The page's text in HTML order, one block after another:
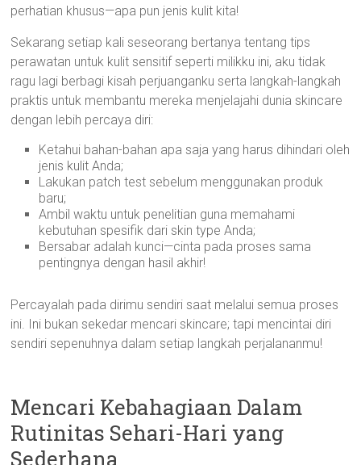
perhatian khusus—apa pun jenis kulit kita!
Sekarang setiap kali seseorang bertanya tentang tips
perawatan untuk kulit sensitif seperti milikku ini, aku tidak
ragu lagi berbagi kisah perjuanganku serta langkah-langkah
praktis untuk membantu mereka menjelajahi dunia skincare
dengan lebih percaya diri:
Ketahui bahan-bahan apa saja yang harus dihindari oleh
jenis kulit Anda;
Lakukan patch test sebelum menggunakan produk
baru;
Ambil waktu untuk penelitian guna memahami
kebutuhan spesifik dari skin type Anda;
Bersabar adalah kunci—cinta pada proses sama
pentingnya dengan hasil akhir!
Percayalah pada dirimu sendiri saat melalui semua proses
ini. Ini bukan sekedar mencari skincare; tapi mencintai diri
sendiri sepenuhnya dalam setiap langkah perjalananmu!
Mencari Kebahagiaan Dalam
Rutinitas Sehari-Hari yang
Sederhana